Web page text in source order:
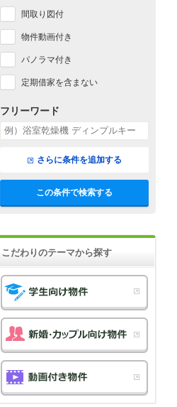
間取り図付
物件動画付き
パノラマ付き
定期借家を含まない
フリーワード
さらに条件を追加する
この条件で検索する
こだわりのテーマから探す